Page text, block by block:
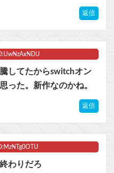
返信
してたからswitchオン
った。新作なのかね。
返信
わりだろ